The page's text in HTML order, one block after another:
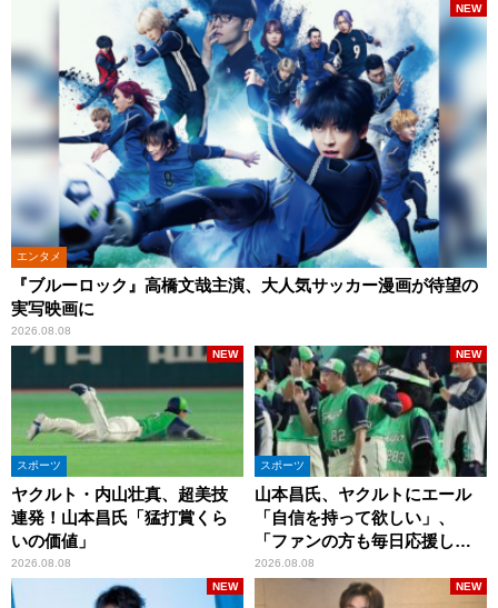
エンタメ
『ブルーロック』高橋文哉主演、大人気サッカー漫画が待望の
実写映画に
2026.08.08
NEW
スポーツ
ヤクルト・内山壮真、超美技
連発！山本昌氏「猛打賞くら
いの価値」
2026.08.08
NEW
スポーツ
山本昌氏、ヤクルトにエール
「自信を持って欲しい」、
「ファンの方も毎日応援して
くれています」
2026.08.08
NEW
NEW NEW